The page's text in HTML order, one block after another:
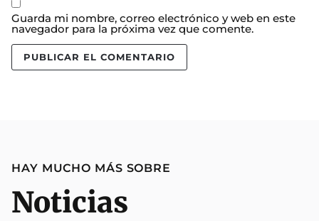
Guarda mi nombre, correo electrónico y web en este
navegador para la próxima vez que comente.
HAY MUCHO MÁS SOBRE
Noticias